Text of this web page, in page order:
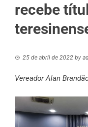
recebe
25 de abril de 2022 by
Vereador Alan